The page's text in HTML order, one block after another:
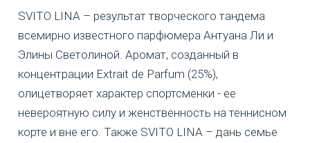
SVITO LINA – результат творческого тандема
всемирно известного парфюмера Антуана Ли и
Элины Светолиной. Аромат, созданный в
концентрации Extrait de Parfum (25%),
олицетворяет характер спортсменки - ее
невероятную силу и женственность на теннисном
корте и вне его. Также SVITO LINA – дань семье